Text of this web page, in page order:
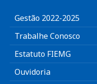
Gestão 2022-2025
Trabalhe Conosco
Estatuto FIEMG
Ouvidoria